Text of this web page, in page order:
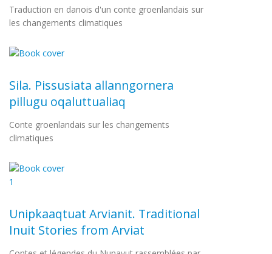
Traduction en danois d'un conte groenlandais sur
les changements climatiques
Sila. Pissusiata allanngornera
pillugu oqaluttualiaq
Conte groenlandais sur les changements
climatiques
Unipkaaqtuat Arvianit. Traditional
Inuit Stories from Arviat